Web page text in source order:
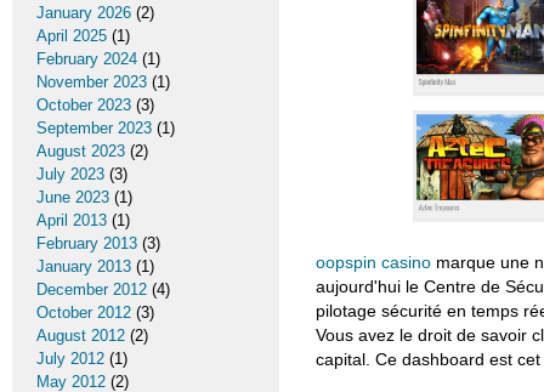
oopspin casino marque une
aujourd'hui le Centre de
pilotage sécurité en temps
Vous avez le droit de savoir
capital. Ce dashboard est
January 2026 (2)
April 2025 (1)
February 2024 (1)
November 2023 (1)
October 2023 (3)
September 2023 (1)
August 2023 (2)
July 2023 (3)
June 2023 (1)
April 2013 (1)
February 2013 (3)
January 2013 (1)
December 2012 (4)
October 2012 (3)
August 2012 (2)
July 2012 (1)
May 2012 (2)